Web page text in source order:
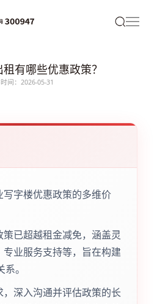
有哪些优惠政策？
间：2026-05-31
字楼优惠政策的多维价
已超越租金减免，涵盖灵
业服务支持等，旨在构建
。
深入沟通并评估政策的长